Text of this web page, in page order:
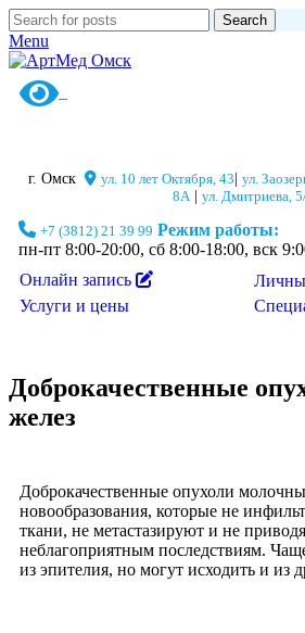
Search
Menu
г. Омск ул. 10 лет Октября, 43 ул.
8А| ул. Дмитриева,
+7 (3812) 21 39 99 Режим работы:
пн-пт 8:00-20:00, сб 8:00-18:00, вск
Онлайн запись
Услуги и цены
Доброкачественные
желез
Доброкачественные опухоли
новообразования, которые не
ткани, не метастазируют и не
неблагоприятным последствиям.
из эпителия, но могут исходить и из